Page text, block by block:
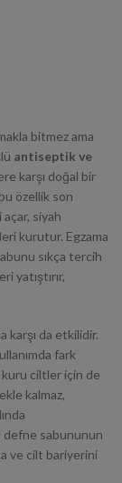
bitmez ama
antiseptik ve
karşı doğal bir
özellik son
siyah
kurutur. Egzama
sıkça tercih
yatıştırır,
karşı da etkilidir.
fark
kuru ciltler için de
kalmaz,
defne sabununun
ve cilt bariyerini